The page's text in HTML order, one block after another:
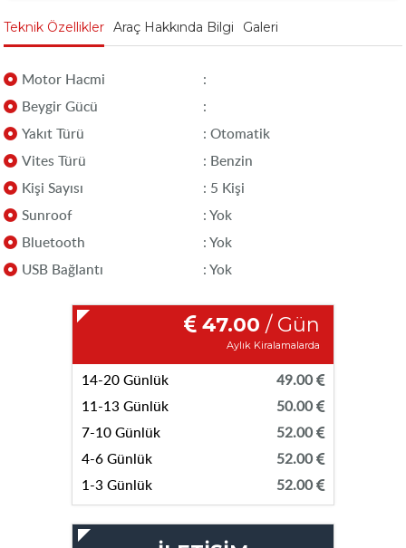
Teknik Özellikler Araç Hakkında Bilgi Galeri
Motor Hacmi
:
Beygir Gücü
:
Yakıt Türü
: Otomatik
Vites Türü
: Benzin
Kişi Sayısı
: 5 Kişi
Sunroof
: Yok
Bluetooth
: Yok
USB Bağlantı
: Yok
47.00 / Gün
Aylık Kiralamalarda
14-20 Günlük
11-13 Günlük
7-10 Günlük
4-6 Günlük
1-3 Günlük
49.00
50.00
52.00
52.00
52.00